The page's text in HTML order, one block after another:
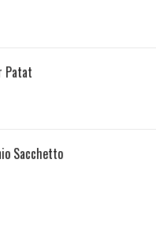
Patat
Sacchetto